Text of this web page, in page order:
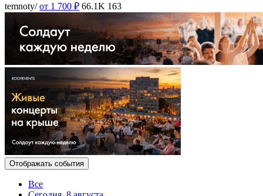
temnoty/ от 1 700 ₽ 66.1K 163
Отображать события
Все